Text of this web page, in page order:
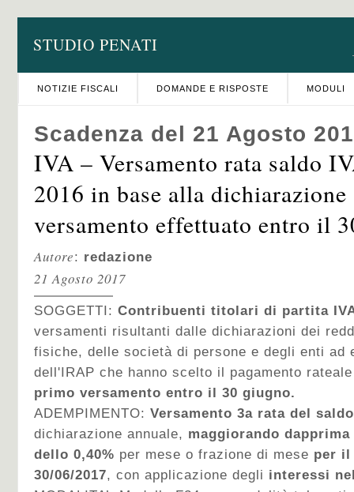
STUDIO PENATI
NOTIZIE FISCALI DOMANDE E RISPOSTE MODULI
Scadenza del 21 Agosto
IVA – Versamento rata saldo
2016 in base alla dichiarazione
versamento effettuato entro il
Autore: redazione
21 Agosto 2017
SOGGETTI: Contribuenti titolari di partita
versamenti risultanti dalle dichiarazioni dei
fisiche, delle società di persone e degli enti ad
dell'IRAP che hanno scelto il pagamento
primo versamento entro il 30 giugno.
ADEMPIMENTO: Versamento 3a rata del
dichiarazione annuale, maggiorando
dello 0,40% per mese o frazione di mese per il
30/06/2017, con applicazione degli interessi